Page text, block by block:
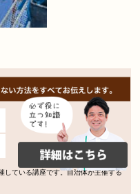
ている講座です。自治体が主催する